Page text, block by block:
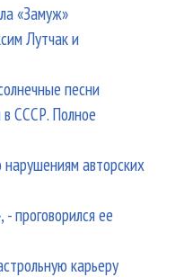
«Замуж»
Лутчак и
песни
СССР. Полное
авторских
проговорился ее
карьеру